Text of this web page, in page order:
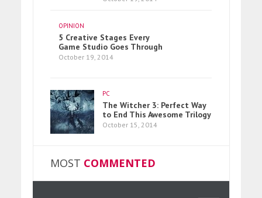
OPINION
5 Creative Stages Every
Game Studio Goes Through
October 19, 2014
PC
The Witcher 3: Perfect Way
to End This Awesome Trilogy
October 15, 2014
MOST COMMENTED